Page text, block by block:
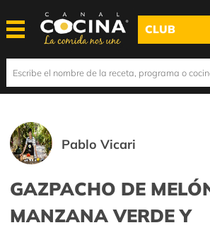
CLUB
Pablo Vicari
GAZPACHO DE
MANZANA VERDE Y